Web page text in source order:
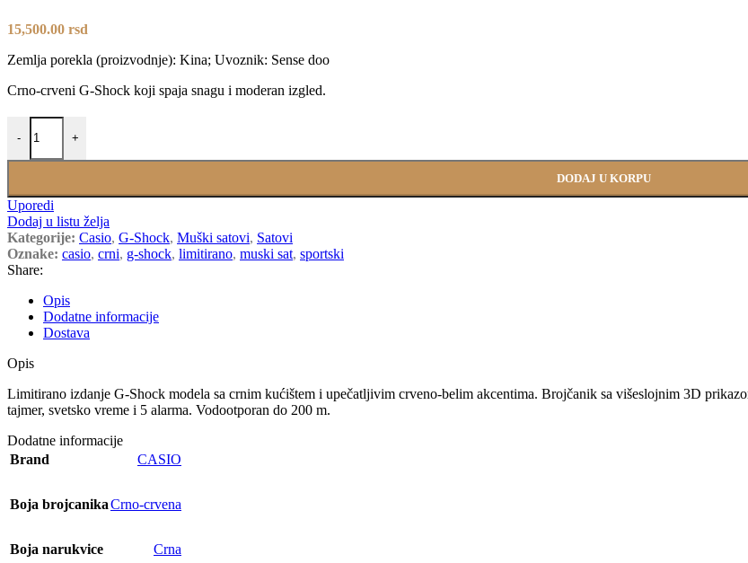
15,500.00 rsd
Zemlja porekla (proizvodnje): Kina; Uvoznik: Sense doo
Crno-crveni G-Shock koji spaja snagu i moderan izgled.
-
CASIO GA-100BNR-1A količina
+
DODAJ U KORPU
Uporedi
Dodaj u listu želja
Kategorije: Casio, G-Shock, Muški satovi, Satovi
Oznake: casio, crni, g-shock, limitirano, muski sat, sportski
Share:
Opis
Dodatne informacije
Dostava
Opis
Limitirano izdanje G-Shock modela sa crnim kućištem i upečatljivim crveno-belim akcentima. Brojčanik sa višeslojnim 3D
tajmer, svetsko vreme i 5 alarma. Vodootporan do 200 m.
Dodatne informacije
Brand
CASIO
Boja brojcanikaCrno-crvena
Boja narukvice Crna